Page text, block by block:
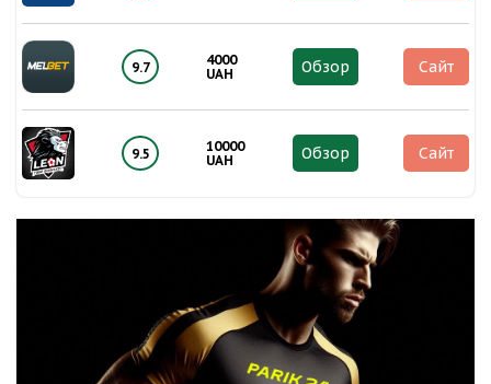
9.7
4000
UAH
Обзор Сайт
9.5
10000
UAH
Обзор Сайт